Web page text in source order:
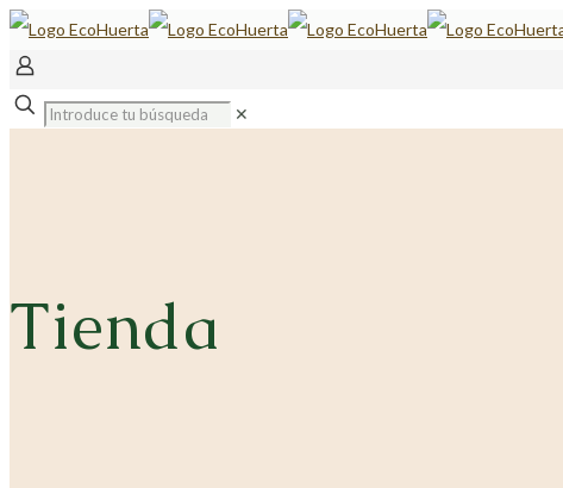
✕
Tienda